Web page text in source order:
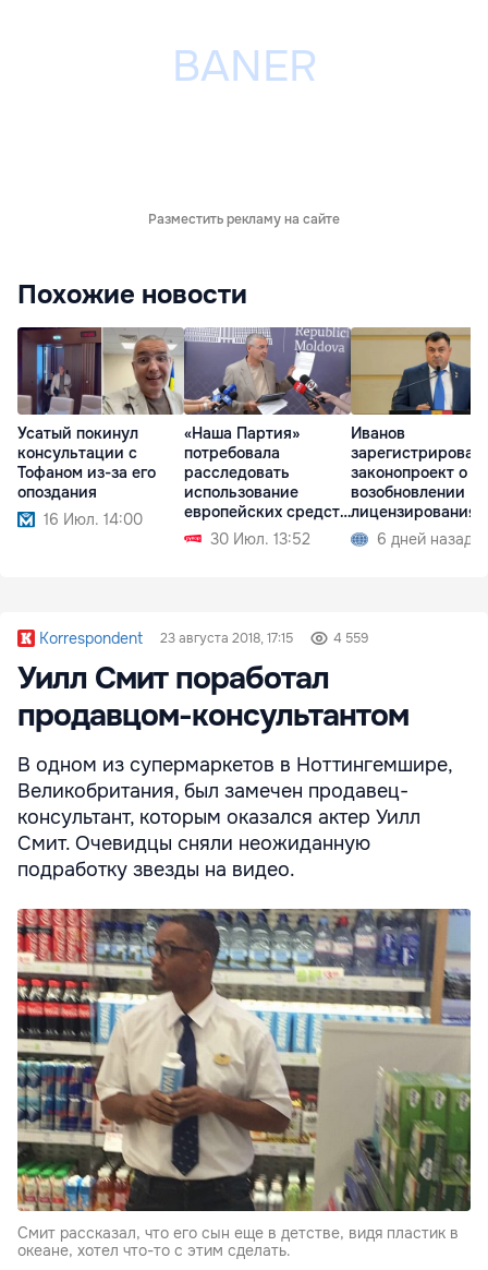
Разместить рекламу на сайте
Похожие новости
Усатый покинул
консультации с
Тофаном из-за его
опоздания
16 Июл. 14:00
«Наша Партия»
потребовала
расследовать
использование
европейских средств
в Молдове
30 Июл. 13:52
Иванов
зарегистрировал
законопроект о
возобновлении
лицензирования
импорта
6 дней назад
Korrespondent 23 августа 2018, 17:15 4 559
Уилл Смит поработал
продавцом-консультантом
В одном из супермаркетов в Ноттингемшире,
Великобритания, был замечен продавец-
консультант, которым оказался актер Уилл
Смит. Очевидцы сняли неожиданную
подработку звезды на видео.
Смит рассказал, что его сын еще в детстве, видя пластик в
океане, хотел что-то с этим сделать.